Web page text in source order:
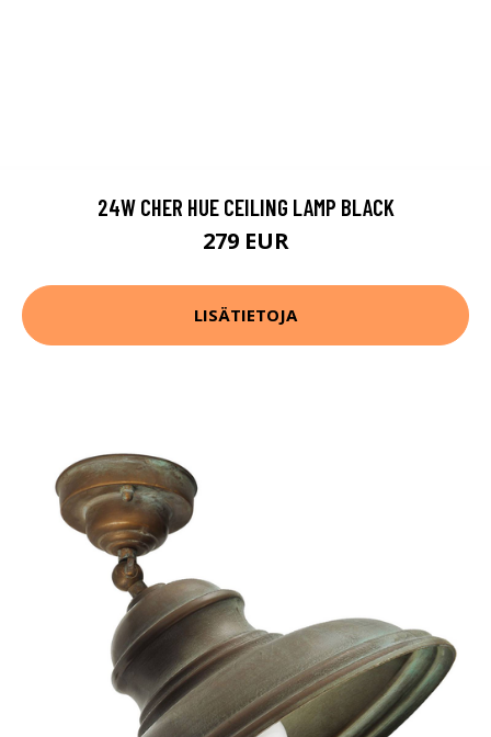
24W CHER HUE CEILING LAMP BLACK
279 EUR
LISÄTIETOJA